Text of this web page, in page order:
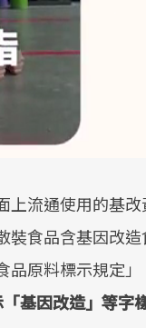
上流通使用的基
裝食品含基因改
原料標示規定」
基因改造」等字